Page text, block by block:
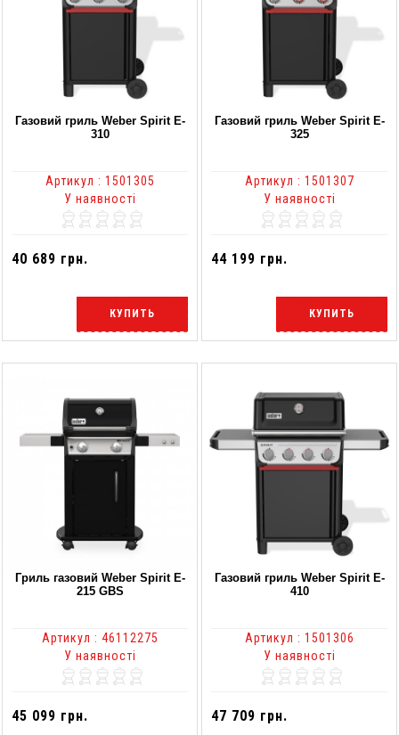
Газовий гриль Weber Spirit E-
310
Артикул : 1501305
У наявності
40 689 грн.
КУПИТЬ
Газовий гриль Weber Spirit E-
325
Артикул : 1501307
У наявності
44 199 грн.
КУПИТЬ
Гриль газовий Weber Spirit E-
215 GBS
Артикул : 46112275
У наявності
45 099 грн.
Газовий гриль Weber Spirit E-
410
Артикул : 1501306
У наявності
47 709 грн.